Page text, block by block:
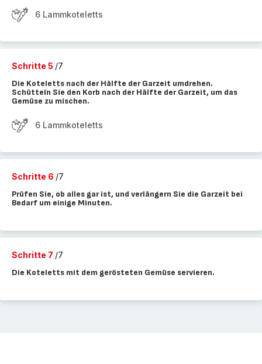
6 Lammkoteletts
Schritte 5 /7
Die Koteletts nach der Hälfte der Garzeit umdrehen.
Schütteln Sie den Korb nach der Hälfte der Garzeit, um das
Gemüse zu mischen.
6 Lammkoteletts
Schritte 6 /7
Prüfen Sie, ob alles gar ist, und verlängern Sie die Garzeit bei
Bedarf um einige Minuten.
Schritte 7 /7
Die Koteletts mit dem gerösteten Gemüse servieren.